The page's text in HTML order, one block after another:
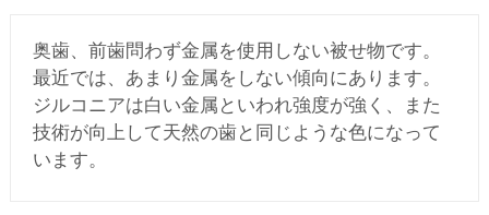
奥歯、前歯問わず金属を使用しない被せ物です。
最近では、あまり金属をしない傾向にあります。
ジルコニアは白い金属といわれ強度が強く、また
技術が向上して天然の歯と同じような色になって
います。